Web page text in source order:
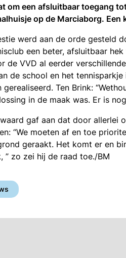
om een afsluitbaar toegang
op de Marciaborg.
werd aan de orde gesteld
een beter, afsluitbaar
de VVD al eerder
de school en het
gerealiseerd. Ten Brink:
in de maak was. Er is
gaf aan dat door allerlei
“We moeten af en toe
geraakt. Het komt er en
” zo zei hij de raad toe./BM